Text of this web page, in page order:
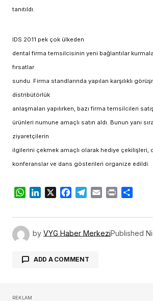
tanıtıldı.
IDS 2011 pek çok ülkeden
dental firma temsilcisinin yeni bağlantılar
fırsatlar
sundu. Firma standlarında yapılan karşılıklı
distribütörlük
anlaşmaları yapılırken, bazı firma temsilcileri
ürünleri numune amaçlı satın aldı. Bunun yanı
ziyaretçilerin
ilgilerini çekmek amaçlı olarak hediye çekilişleri,
konferanslar ve dans gösterileri organize edildi.
WhatsApp
LinkedIn
X Facebook
Telegram
Email Print
by VYG Haber MerkeziPublished
ADD A COMMENT
REKLAM